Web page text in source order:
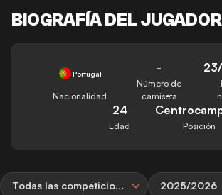
BIOGRAFÍA DEL JUGADOR
Portugal
Nacionalidad
-
Número de
camiseta
24
Edad Posición
Todas las competiciones 2025/2026